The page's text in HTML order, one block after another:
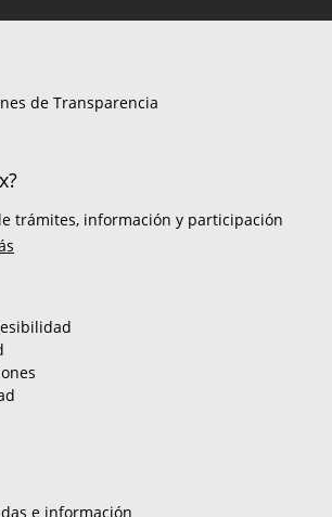
de Transparencia
trámites, información y participación
e información